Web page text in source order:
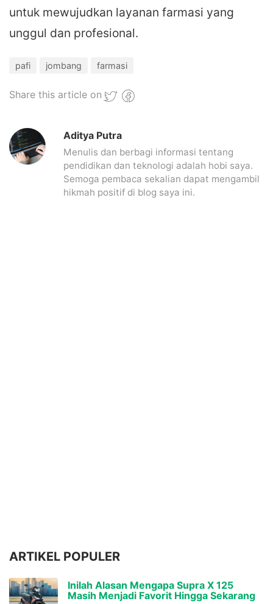
untuk mewujudkan layanan farmasi yang
unggul dan profesional.
pafi jombang farmasi
Share this article on
Aditya Putra
Menulis dan berbagi informasi tentang
pendidikan dan teknologi adalah hobi saya.
Semoga pembaca sekalian dapat mengambil
hikmah positif di blog saya ini.
ARTIKEL POPULER
Inilah Alasan Mengapa Supra X 125
Masih Menjadi Favorit Hingga Sekarang